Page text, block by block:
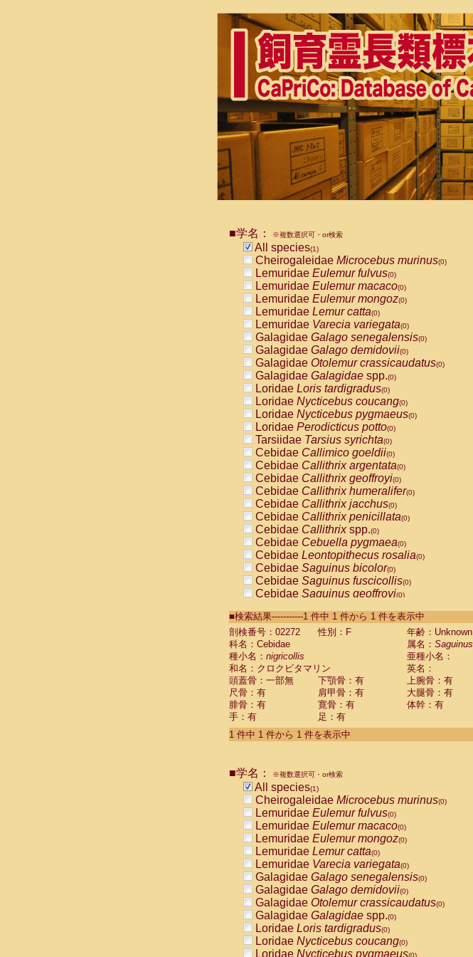
■学名： ※複数選択可・or検索
All species(1)
Cheirogaleidae Microcebus murinus(0)
Lemuridae Eulemur fulvus(0)
Lemuridae Eulemur macaco(0)
Lemuridae Eulemur mongoz(0)
Lemuridae Lemur catta(0)
Lemuridae Varecia variegata(0)
Galagidae Galago senegalensis(0)
Galagidae Galago demidovii(0)
Galagidae Otolemur crassicaudatus(0)
Galagidae Galagidae spp.(0)
Loridae Loris tardigradus(0)
Loridae Nycticebus coucang(0)
Loridae Nycticebus pygmaeus(0)
Loridae Perodicticus potto(0)
Tarsiidae Tarsius syrichta(0)
Cebidae Callimico goeldii(0)
Cebidae Callithrix argentata(0)
Cebidae Callithrix geoffroyi(0)
Cebidae Callithrix humeralifer(0)
Cebidae Callithrix jacchus(0)
Cebidae Callithrix penicillata(0)
Cebidae Callithrixspp.(0)
Cebidae Cebuella pygmaea(0)
Cebidae Leontopithecus rosalia(0)
Cebidae Saguinus bicolor(0)
Cebidae Saguinus fuscicollis(0)
Cebidae Saguinus geoffroyi(0)
CebidaeSaguinus labiatus(0)
Cebidae Saguinus leucopus (0)
Cebidae
CebidaeSaguinus mystax
CebidaeSaguinus nigricollis (1)
Cebidae Saguinus oedipus
Cebidae Saguinus weddelli
Cebidae Saguinusspp.
Cebidae Aotus trivirgatus
Cebidae Cebus albifrons
CebidaeCebus nigrivittatus
CebidaeCebus
CebidaeSaimiri boliviensis(0)
CebidaeSaimiri sciureus(0)
AtelidaeAlouatta caraya(0)
AtelidaeAlouatta fusca(0)
AtelidaeAlouatta seniculus
AtelidaeAlouattaspp.(0)
AtelidaeAteles belzebuth(0)
AtelidaeAteles geoffroyi(0)
AtelidaeAteles paniscus(0)
AtelidaeAtelesspp.(0)
Atelidae Lagothrix lagothricha
AtelidaeLagothrix lagothricha cana
PitheciidaeCacajao calvus rubicundus
■検索結果-----------1 件中 1 件から 1 件を表示中
剖検番号：02272
性別：F
年齢：Unknown
科名：Cebidae
属名： Saguinus
種小名： nigricollis
亜種小名：
和名：クロクビタマリン
英名：
頭蓋骨：一部無
下顎骨：有 上腕骨：有
尺骨：有
肩甲骨：有 大腿骨：有
腓骨：有
寛骨：有
体幹：有
手：有
足：有
1 件中 1 件から 1 件を表示中
■学名： ※複数選択可・or検索
All species(1)
Cheirogaleidae Microcebus murinus(0)
Lemuridae Eulemur fulvus(0)
Lemuridae Eulemur macaco(0)
Lemuridae Eulemur mongoz(0)
Lemuridae Lemur catta(0)
Lemuridae Varecia variegata(0)
Galagidae Galago senegalensis(0)
Galagidae Galago demidovii(0)
Galagidae Otolemur crassicaudatus(0)
Galagidae Galagidae spp.(0)
Loridae Loris tardigradus(0)
Loridae Nycticebus coucang(0)
Loridae Nycticebus pygmaeus(0)